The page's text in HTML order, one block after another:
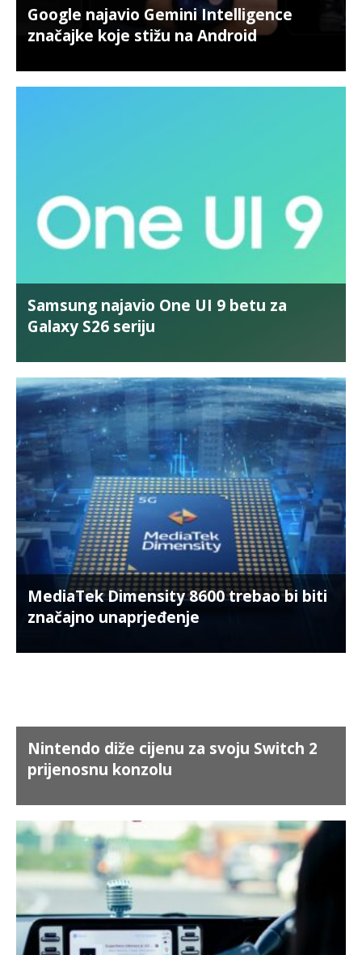
Google najavio Gemini Intelligence
značajke koje stižu na Android
Samsung najavio One UI 9 betu za
Galaxy S26 seriju
MediaTek Dimensity 8600 trebao bi biti
značajno unaprjeđenje
Nintendo diže cijenu za svoju Switch 2
prijenosnu konzolu